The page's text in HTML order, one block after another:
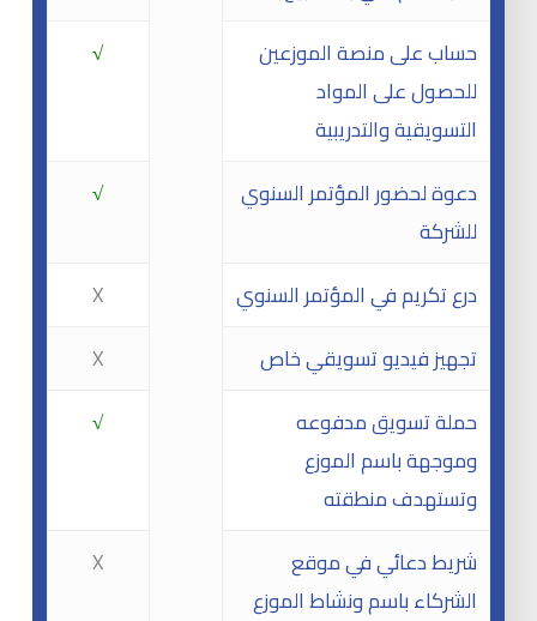
√
حساب على منصة الموزعين
للحصول على المواد
التسويقية والتدريبية
√
دعوة لحضور المؤتمر السنوي
للشركة
X
درع تكريم في المؤتمر السنوي
X
تجهيز فيديو تسويقي خاص
√
حملة تسويق مدفوعه
وموجهة باسم الموزع
وتستهدف منطقته
X
شريط دعائي في موقع
الشركاء باسم ونشاط الموزع